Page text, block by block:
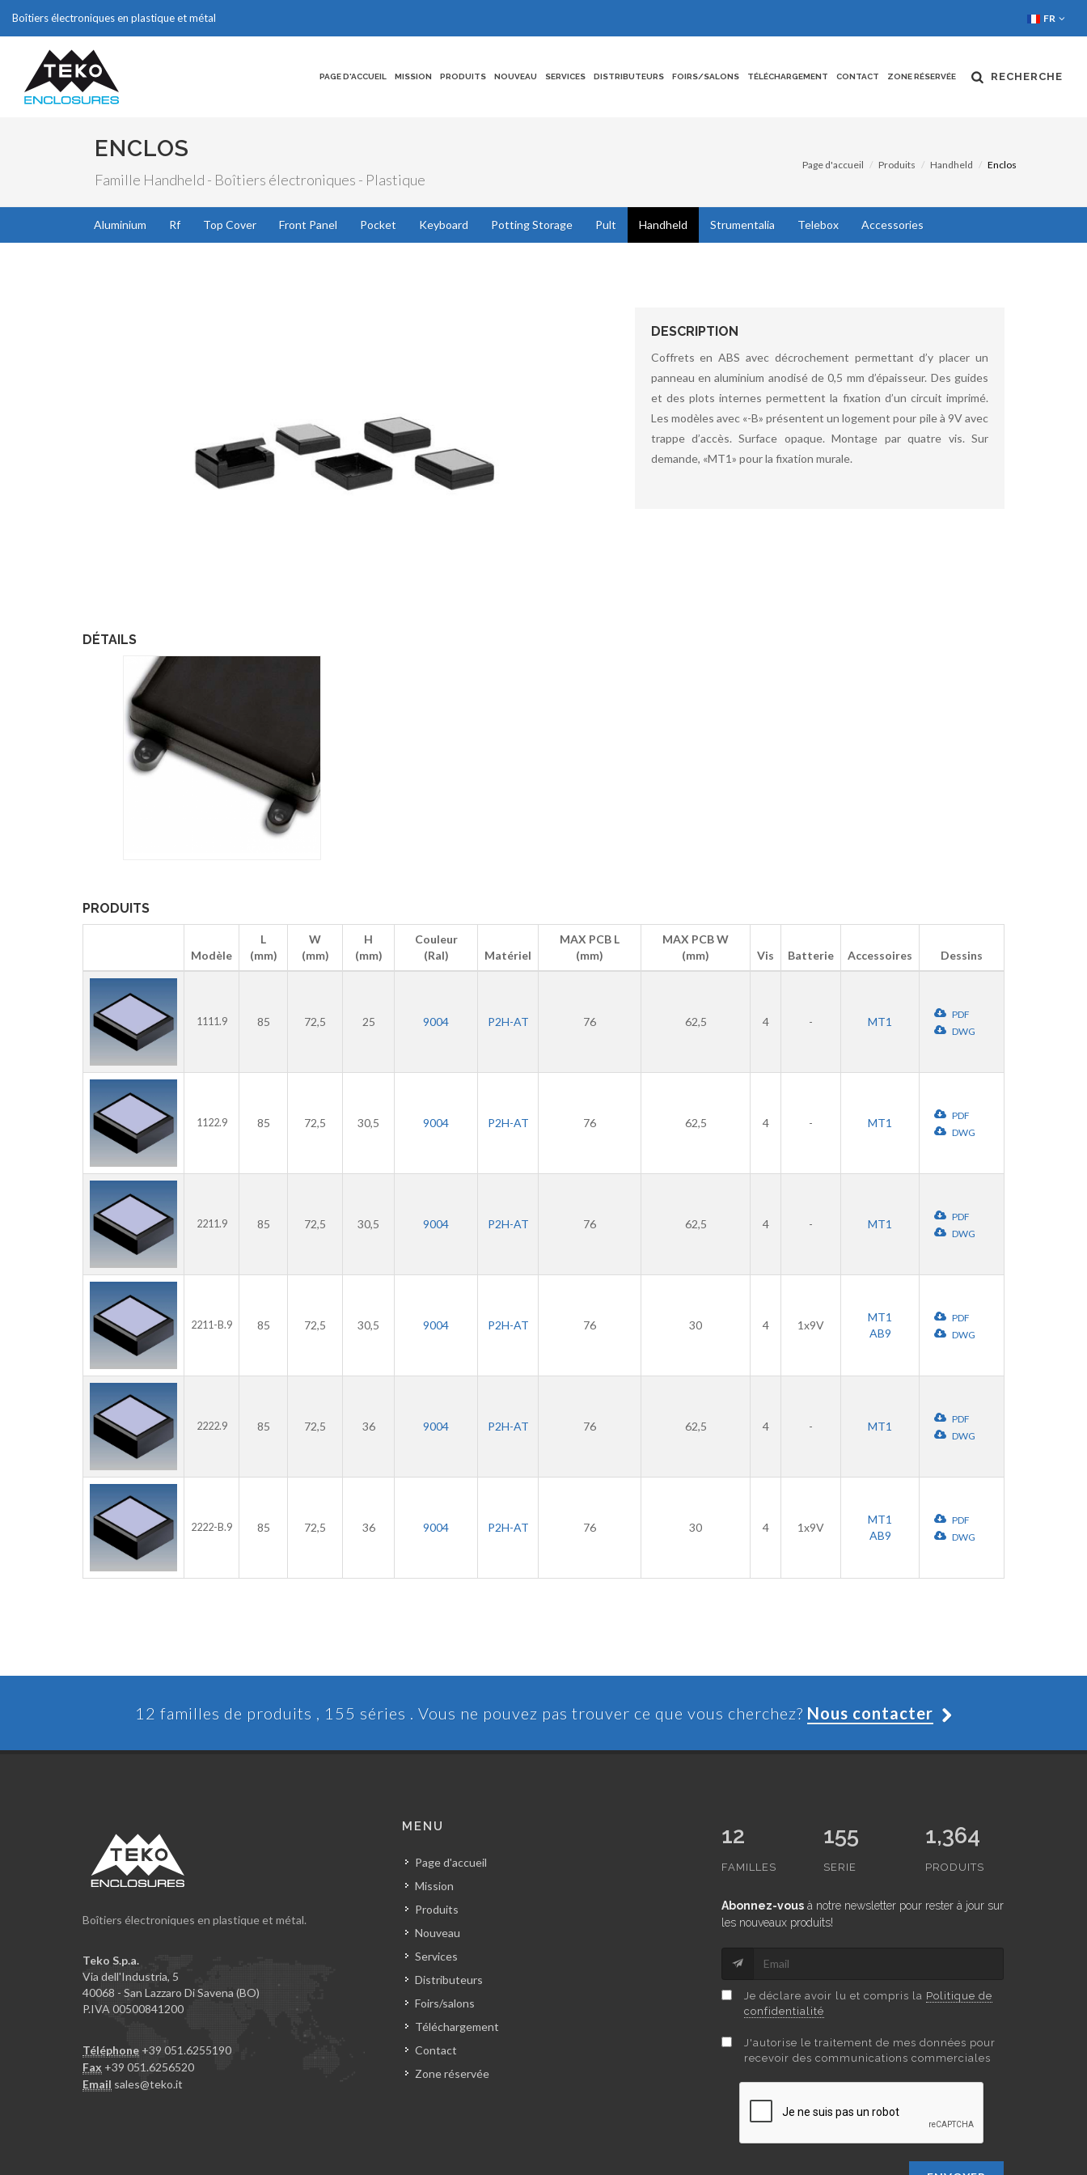
Boîtiers électroniques en plastique et métal FR
PAGE D'ACCUEIL MISSION PRODUITS NOUVEAU SERVICES DISTRIBUTEURS FOIRS/SALONS TÉLÉCHARGEMENT CONTACT ZONE RÉSERVÉE RECHERCHE
ENCLOS
Famille Handheld - Boîtiers électroniques - Plastique
Page d'accueil Produits Handheld Enclos
Aluminium Rf Top Cover Front Panel Pocket Keyboard Potting Storage Pult Handheld Strumentalia Telebox Accessories
DESCRIPTION
Coffrets en ABS avec décrochement permettant d’y placer un
panneau en aluminium anodisé de 0,5 mm d’épaisseur. Des guides
et des plots internes permettent la fixation d’un circuit imprimé.
Les modèles avec «-B» présentent un logement pour pile à 9V avec
trappe d’accès. Surface opaque. Montage par quatre vis. Sur
demande, «MT1» pour la fixation murale.
DÉTAILS
PRODUITS
Modèle
L
(mm)
W
(mm)
H
(mm)
Couleur
(Ral)
Matériel
MAX PCB L
(mm)
MAX PCB W
(mm)
Vis Batterie Accessoires Dessins
1111.9 85 72,5 25 9004 P2H-AT 76 62,5 4 - MT1
PDF
DWG
1122.9 85 72,5 30,5 9004 P2H-AT 76 62,5 4 - MT1
PDF
DWG
2211.9 85 72,5 30,5 9004 P2H-AT 76 62,5 4 - MT1
PDF
DWG
2211-B.9 85 72,5 30,5 9004 P2H-AT 76 30 4 1x9V
MT1
AB9
PDF
DWG
2222.9 85 72,5 36 9004 P2H-AT 76 62,5 4 - MT1
PDF
DWG
2222-B.9 85 72,5 36 9004 P2H-AT 76 30 4 1x9V
MT1
AB9
PDF
DWG
12 familles de produits , 155 séries . Vous ne pouvez pas trouver ce que vous cherchez? Nous contacter
Boîtiers électroniques en plastique et métal.
Teko S.p.a.
Via dell'Industria, 5
40068 - San Lazzaro Di Savena (BO)
P.IVA 00500841200
Téléphone +39 051.6255190
Fax +39 051.6256520
Email sales@teko.it
MENU
Page d'accueil
Mission
Produits
Nouveau
Services
Distributeurs
Foirs/salons
Téléchargement
Contact
Zone réservée
12
FAMILLES
155
SERIE
1,364
PRODUITS
Abonnez-vousà notre newsletter pour rester à jour sur
les nouveaux produits!
Je déclare avoir lu et compris la Politique de
confidentialité
J'autorise le traitement de mes données pour
recevoir des communications commerciales